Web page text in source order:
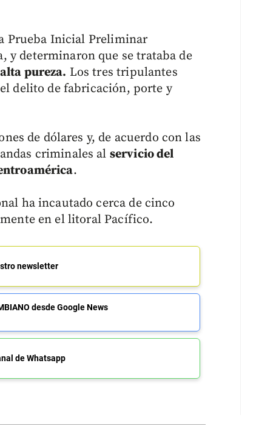
Prueba Inicial Preliminar
y determinaron que se trataba de
pureza. Los tres tripulantes
delito de fabricación, porte y
de dólares y, de acuerdo con las
criminales al servicio del
.
ha incautado cerca de cinco
en el litoral Pacífico.
newsletter
desde Google News
de Whatsapp